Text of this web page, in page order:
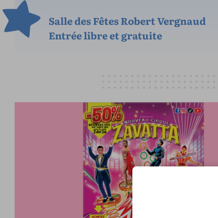
Salle des Fêtes Robert Vergnaud
Entrée libre et gratuite